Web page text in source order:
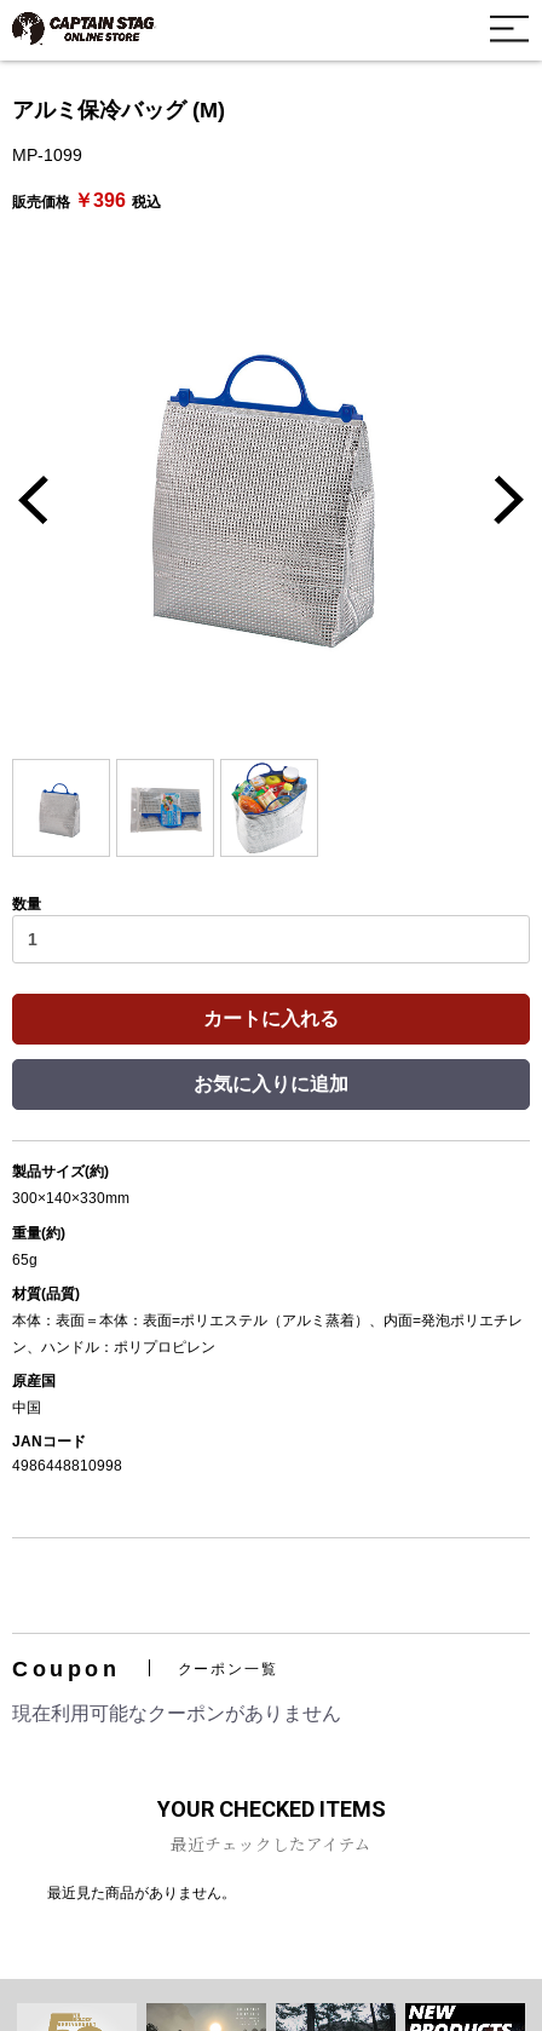
アルミ保冷バッグ (M)
MP-1099
販売価格 ￥396 税込
数量
カートに入れる
お買い物を続ける カートへ進む
お気に入りに追加
製品サイズ(約)
300×140×330mm
重量(約)
65g
材質(品質)
本体：表面＝本体：表面=ポリエステル（アルミ蒸着）、内面=発泡ポリエチレ
ン、ハンドル：ポリプロピレン
原産国
中国
JANコード
4986448810998
Coupon クーポン一覧
現在利用可能なクーポンがありません
YOUR CHECKED ITEMS
最近チェックしたアイテム
最近見た商品がありません。